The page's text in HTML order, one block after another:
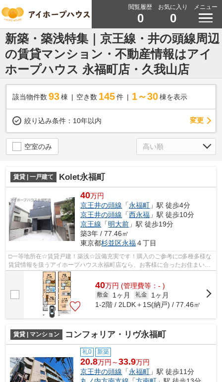
閲覧履歴
0
お気に入り
0
メニュー
新築・築浅特集｜京王線・井の頭線周辺
の賃貸マンション・不動産情報はアイ
ホープハウス 永福町店・久我山店
該当物件数 93棟 空き数 145 件 1～30 棟を表示
絞り込み条件： 10年以内 変更
空室のみ
賃貸 | 一戸建て Kolet永福町
40万円
京王井の頭線 「永福町 」駅 徒歩4分
京王井の頭線 「西永福 」駅 徒歩10分
京王線 「明大前 」駅 徒歩19分
築3年 / 77.46㎡
東京都杉並区永福４丁目
□一等地所在☆賃貸戸建！築浅☆設備充実です！購入のご参考に□多種多様な
賃貸情報を扱うアイホープハウス永福町店なら、お客様に合ったお住まいが
きっと見つかります。お電話03-3327-777...
40万円 (管理費等：- )
敷金 1ヶ月 礼金
1ヶ月
1-2階 / 2LDK＋1S(納戸) / 77.46㎡
賃貸 | マンション コンフォリア・リヴ永福町
礼0 新築
20.8万円～33.9万円
京王井の頭線 「永福町 」駅 徒歩11分